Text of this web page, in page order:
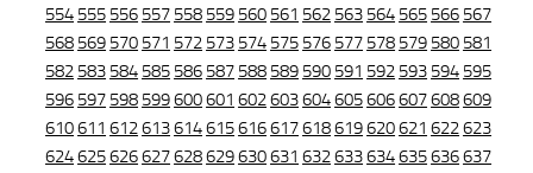
554 555 556 557 558 559 560 561 562 563 564 565 566 567
568 569 570 571 572 573 574 575 576 577 578 579 580 581
582 583 584 585 586 587 588 589 590 591 592 593 594 595
596 597 598 599600601 602603604605606607608609
610611 612613614615616617618619620621 622623
624625626627628629630631 632633634635636637